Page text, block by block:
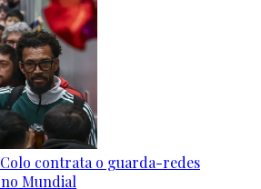
contrata o guarda-redes
Mundial